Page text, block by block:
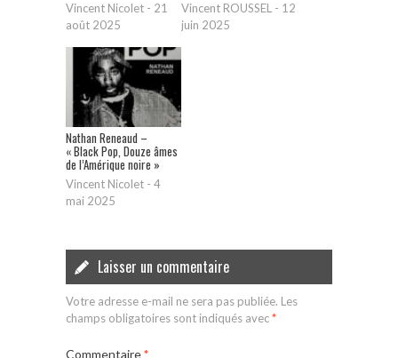
Vincent Nicolet - 21
août 2025
Vincent ROUSSEL - 12
juin 2025
Nathan Reneaud –
« Black Pop, Douze âmes
de l’Amérique noire »
Vincent Nicolet - 4
mai 2025
Laisser un commentaire
Votre adresse e-mail ne sera pas publiée. Les
champs obligatoires sont indiqués avec*
Commentaire*